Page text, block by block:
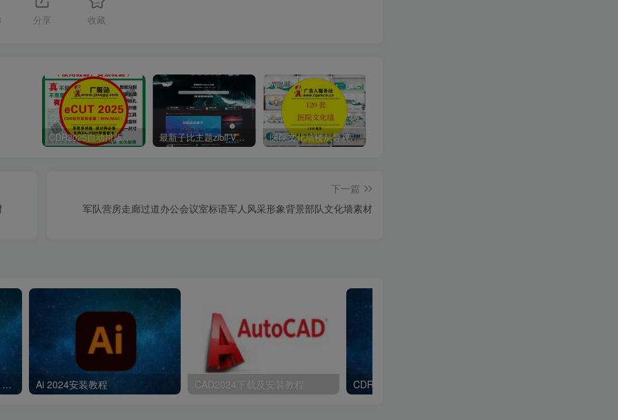
分享 收藏
CDR2025自动排版软件排孔插件ecut省料LED冲孔字解决提示升级问题 最新子比主题zibll-V7.9.2 开心版源码 | WordPress主题源码 医院文化墙楼层导视医生医师介绍宣传栏形象背景源文件设计素材
下一篇
军队营房走廊过道办公会议室标语军人风采形象背景部队文化墙素材
Adobe Photoshop 2024 25.11.0.706 +Neural Filters 图像编辑处理设计+PS2024安装教程 Ai 2024安装教程 CAD2024下载及安装教程 CDR2024 安装教程